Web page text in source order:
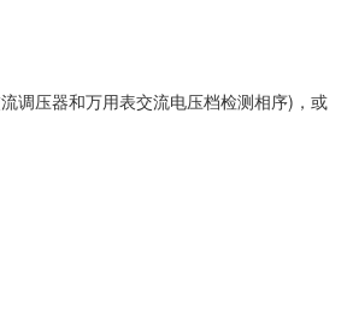
调压器和万用表交流电压档检测相序)，或